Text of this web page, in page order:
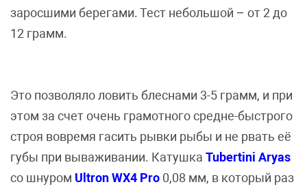
заросшими берегами. Тест небольшой – от 2 до
12 грамм.
Это позволяло ловить блеснами 3-5 грамм, и при
этом за счет очень грамотного средне-быстрого
строя вовремя гасить рывки рыбы и не рвать её
губы при вываживании. Катушка Tubertini Aryas
со шнуром Ultron WX4 Pro 0,08 мм, в который раз